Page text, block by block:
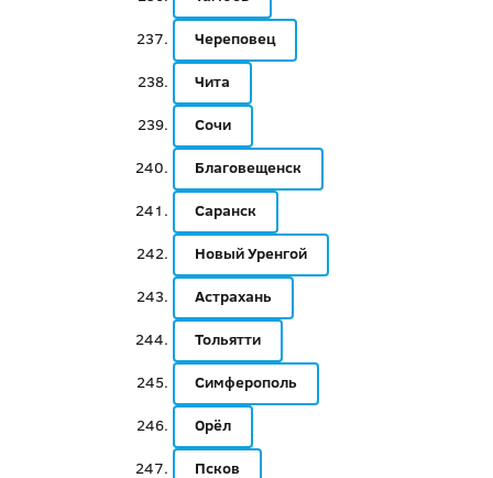
Череповец
Чита
Сочи
Благовещенск
Саранск
Новый Уренгой
Астрахань
Тольятти
Симферополь
Орёл
Псков